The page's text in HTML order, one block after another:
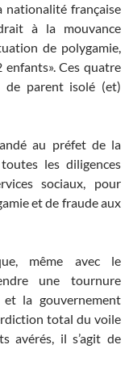
nationalité française
à la mouvance
de polygamie,
Ces quatre
de parent isolé (et)
au préfet de la
les diligences
sociaux, pour
et de fraude aux
même avec le
une tournure
et la gouvernement
total du voile
avérés, il s’agit de